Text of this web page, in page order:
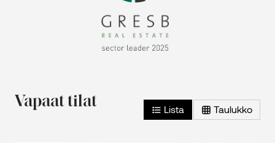
Vapaat tilat Lista Taulukko